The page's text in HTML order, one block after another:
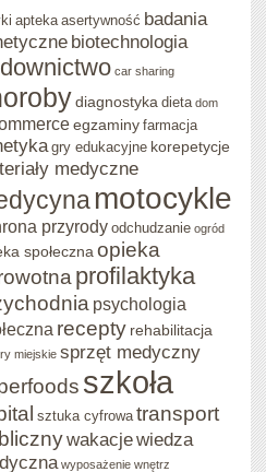
apteka asertywność badania
biotechnologia
car sharing
diagnostyka dieta dom
egzaminy farmacja
gry edukacyjne korepetycje
medyczne
motocykle
przyrody odchudzanie ogród
społeczna opieka
profilaktyka
psychologia
recepty rehabilitacja
miejskie sprzęt medyczny
szkoła
sztuka cyfrowa transport
wakacjewiedza
wyposażenie wnętrz